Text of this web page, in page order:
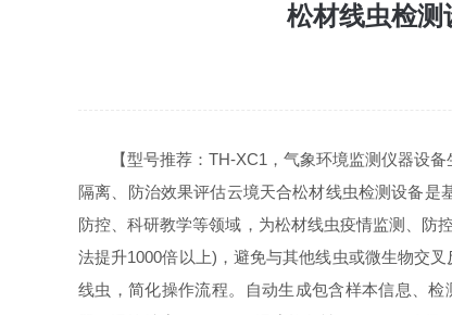
松材线虫检
【型号推荐：TH-XC1，气象环境监测仪器设
隔离、防治效果评估云境天合松材线虫检测设备
防控、科研教学等领域，为松材线虫疫情监测、防
法提升1000倍以上)，避免与其他线虫或微生物交
线虫，简化操作流程。自动生成包含样本信息、